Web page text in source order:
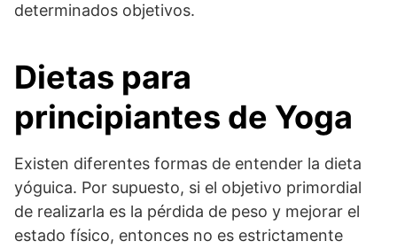
determinados objetivos.
Dietas para
principiantes de Yoga
Existen diferentes formas de entender la dieta
yóguica. Por supuesto, si el objetivo primordial
de realizarla es la pérdida de peso y mejorar el
estado físico, entonces no es estrictamente